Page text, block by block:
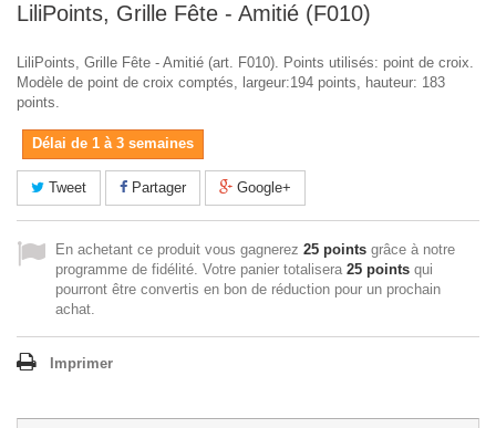
LiliPoints, Grille Fête - Amitié (F010)
LiliPoints, Grille Fête - Amitié (art. F010). Points utilisés: point de croix.
Modèle de point de croix comptés, largeur:194 points, hauteur: 183
points.
Délai de 1 à 3 semaines
Tweet Partager Google+
En achetant ce produit vous gagnerez 25 points grâce à notre
programme de fidélité. Votre panier totalisera 25 points qui
pourront être convertis en bon de réduction pour un prochain
achat.
Imprimer